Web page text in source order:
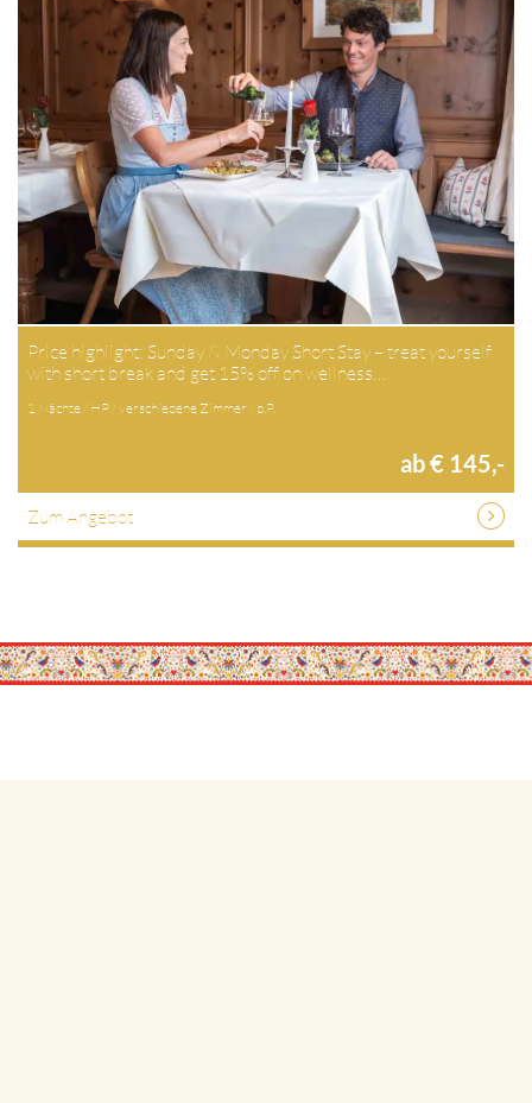
Price highlight: Sunday & Monday Short Stay – treat yourself
with short break and get 15% off on wellness…
1 Nächte / HP / verschiedene Zimmer / p.P.
ab € 145,-
Zum Angebot